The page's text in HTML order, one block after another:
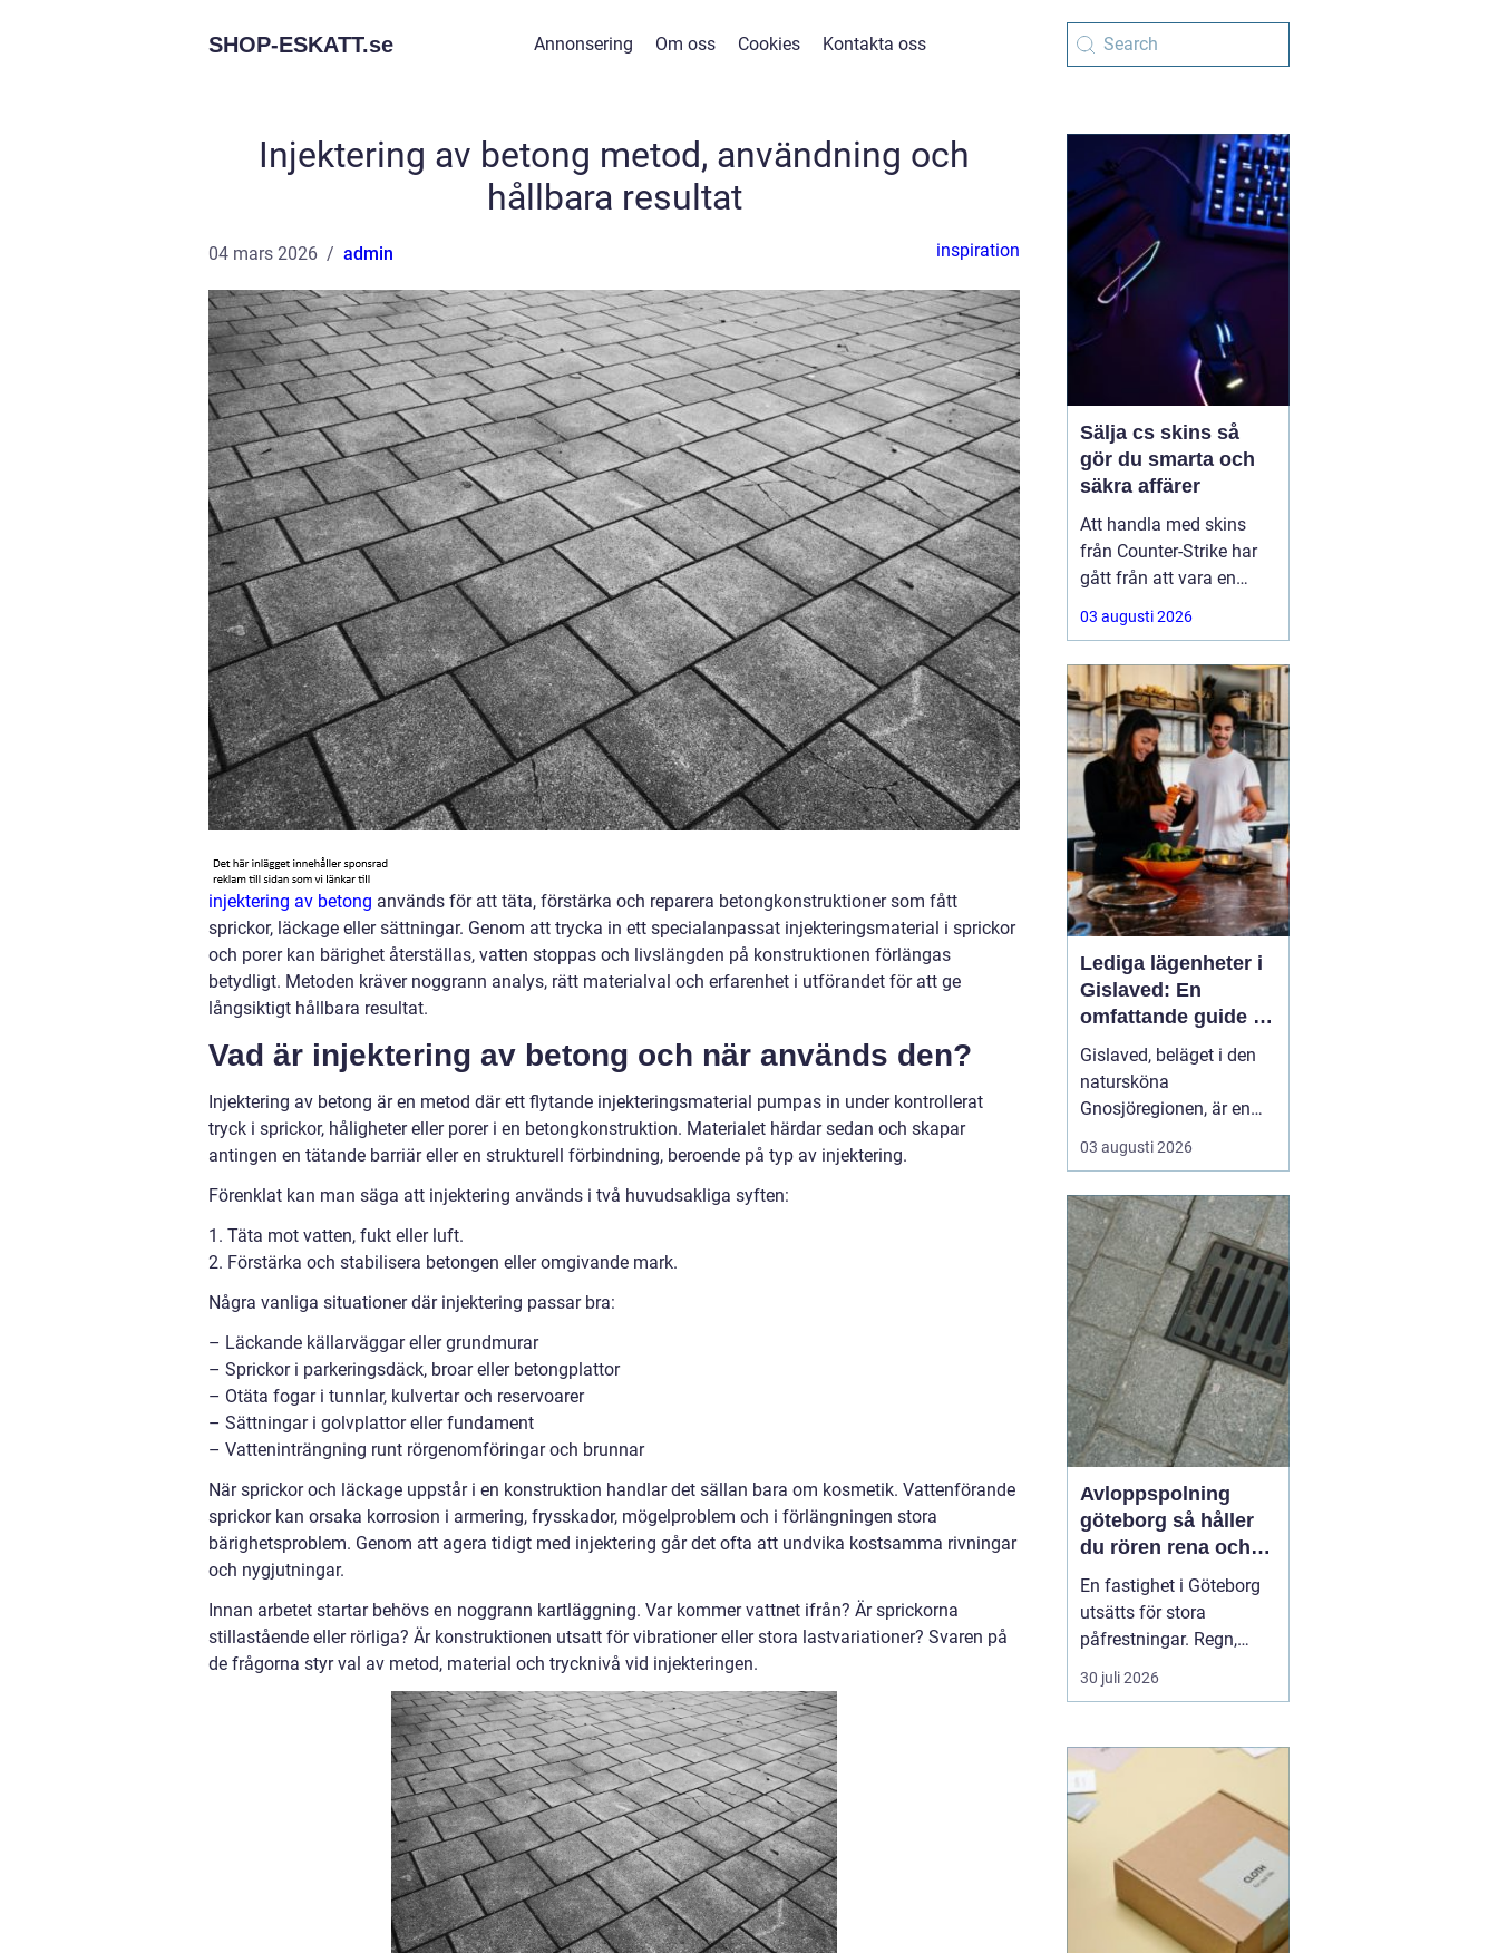
SHOP-ESKATT.se Annonsering Om oss Cookies Kontakta oss
Injektering av betong metod, användning och
hållbara resultat
04 mars 2026 admin inspiration
injektering av betong används för att täta, förstärka och reparera betongkonstruktioner som fått
sprickor, läckage eller sättningar. Genom att trycka in ett specialanpassat injekteringsmaterial i sprickor
och porer kan bärighet återställas, vatten stoppas och livslängden på konstruktionen förlängas
betydligt. Metoden kräver noggrann analys, rätt materialval och erfarenhet i utförandet för att ge
långsiktigt hållbara resultat.
Vad är injektering av betong och när används den?
Injektering av betong är en metod där ett flytande injekteringsmaterial pumpas in under kontrollerat
tryck i sprickor, håligheter eller porer i en betongkonstruktion. Materialet härdar sedan och skapar
antingen en tätande barriär eller en strukturell förbindning, beroende på typ av injektering.
Förenklat kan man säga att injektering används i två huvudsakliga syften:
1. Täta mot vatten, fukt eller luft.
2. Förstärka och stabilisera betongen eller omgivande mark.
Några vanliga situationer där injektering passar bra:
– Läckande källarväggar eller grundmurar
– Sprickor i parkeringsdäck, broar eller betongplattor
– Otäta fogar i tunnlar, kulvertar och reservoarer
– Sättningar i golvplattor eller fundament
– Vatteninträngning runt rörgenomföringar och brunnar
När sprickor och läckage uppstår i en konstruktion handlar det sällan bara om kosmetik. Vattenförande
sprickor kan orsaka korrosion i armering, frysskador, mögelproblem och i förlängningen stora
bärighetsproblem. Genom att agera tidigt med injektering går det ofta att undvika kostsamma rivningar
och nygjutningar.
Innan arbetet startar behövs en noggrann kartläggning. Var kommer vattnet ifrån? Är sprickorna
stillastående eller rörliga? Är konstruktionen utsatt för vibrationer eller stora lastvariationer? Svaren på
de frågorna styr val av metod, material och trycknivå vid injekteringen.
Sälja cs skins så
gör du smarta och
säkra affärer
Att handla med skins
från Counter-Strike har
gått från att vara en
hobby till att bli en riktig
andrahandsmarknad.
sällsynta vapen-skins
kan vara värda tusentals
kronor, men många är
osäkra på hur de ska gå
till väga när de
03 augusti 2026
Lediga lägenheter i
Gislaved: En
omfattande guide till
rätt val
Gislaved, beläget i den
natursköna
Gnosjöregionen, är en
charmig kommun i
Jönköpings län känt för
och härliga natur. Med
närheten till Nissan, som
flyter genom kommunen
...
03 augusti 2026
Avloppspolning
göteborg så håller
du rören rena och
trygga året runt
En fastighet i Göteborg
utsätts för stora
påfrestningar. Regn,
snabba
temperaturväxlingar och
avloppen behöver mer
omsorg än många tror.
När vatten börjar rinna
undan långsamt, avlopp
luktar illa eller
golvbrunnar bubblar är...
30 juli 2026